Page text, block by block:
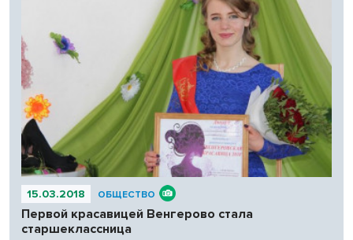
15.03.2018 ОБЩЕСТВО
Первой красавицей Венгерово стала
старшеклассница